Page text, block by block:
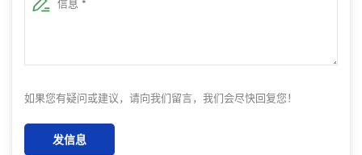
如果您有疑问或建议，请向我们留言，我们会尽快回复您！
发信息